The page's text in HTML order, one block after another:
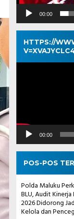
00:00
HTTPS://
Pemutar
00:00
POS-POS
Polda Maluku
BLU, Audit Kinerja
2026 Didorong
Kelola dan